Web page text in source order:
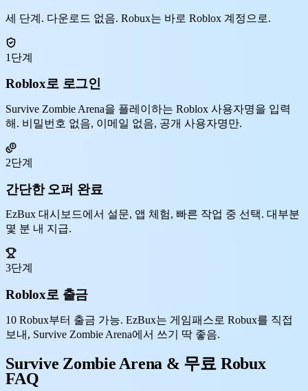
세 단계. 다운로드 없음. Robux는 바로 Roblox 계정으로.
1단계
Roblox로 로그인
Survive Zombie Arena을 플레이하는 Roblox 사용자명을 입력
해. 비밀번호 없음, 이메일 없음, 공개 사용자명만.
2단계
간단한 오퍼 완료
EzBux 대시보드에서 설문, 앱 체험, 빠른 작업 중 선택. 대부분
몇 분 내 지급.
3단계
Roblox로 출금
10 Robux부터 출금 가능. EzBux는 게임패스로 Robux를 직접
보내, Survive Zombie Arena에서 쓰기 딱 좋음.
Survive Zombie Arena & 무료 Robux
FAQ